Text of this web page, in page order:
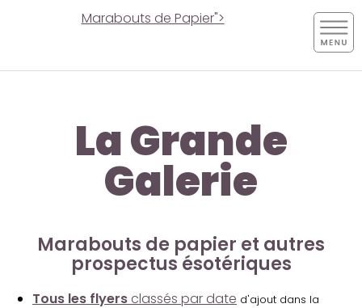
Marabouts de Papier">
La Grande
Galerie
Marabouts de papier et autres
prospectus ésotériques
Tous les flyers classés par date d'ajout dans la